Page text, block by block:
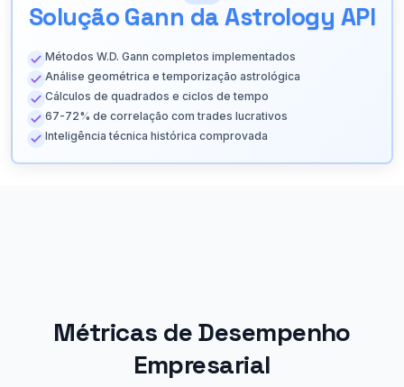
Solução Gann da Astrology API
Métodos W.D. Gann completos implementados
Análise geométrica e temporização astrológica
Cálculos de quadrados e ciclos de tempo
67-72% de correlação com trades lucrativos
Inteligência técnica histórica comprovada
Métricas de Desempenho
Empresarial